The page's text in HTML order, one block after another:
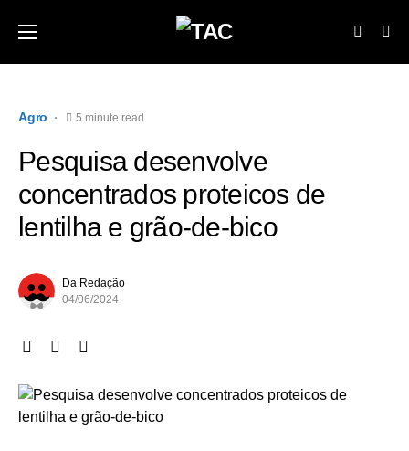
Agro 5 minute read
Pesquisa desenvolve
concentrados proteicos de
lentilha e grão-de-bico
Da Redação
04/06/2024